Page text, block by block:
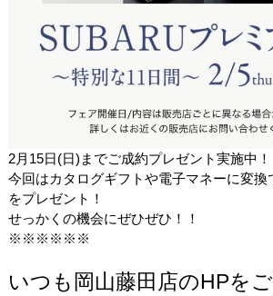
2月15日(日)までご成約プレゼント実施中！
今回はカタログギフトや電子マネーに変換
をプレゼント！
せっかくの機会にぜひぜひ！！
※※※※※※
いつも岡山藤田店のHPを